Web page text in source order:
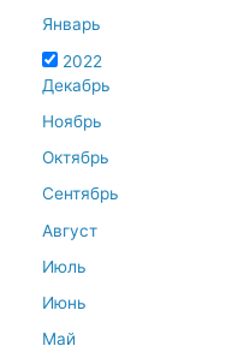
Январь
2022
Декабрь
Ноябрь
Октябрь
Сентябрь
Август
Июль
Июнь
Май